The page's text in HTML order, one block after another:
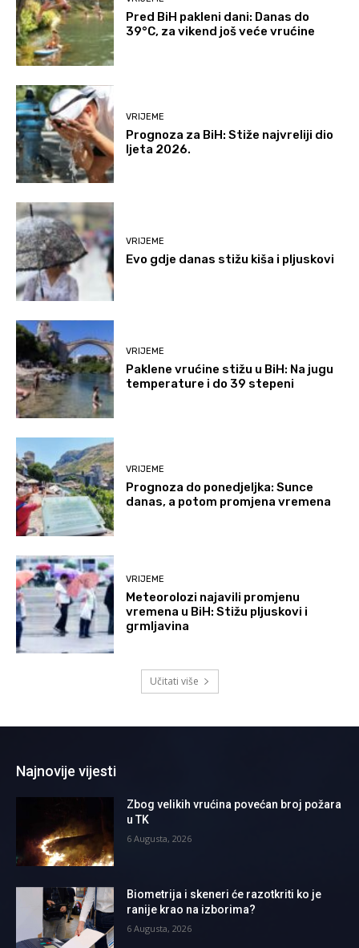
Pred BiH pakleni dani: Danas do
39°C, za vikend još veće vrućine
VRIJEME
Prognoza za BiH: Stiže najvreliji dio
ljeta 2026.
VRIJEME
Evo gdje danas stižu kiša i pljuskovi
VRIJEME
Paklene vrućine stižu u BiH: Na jugu
temperature i do 39 stepeni
VRIJEME
Prognoza do ponedjeljka: Sunce
danas, a potom promjena vremena
VRIJEME
Meteorolozi najavili promjenu
vremena u BiH: Stižu pljuskovi i
grmljavina
Učitati više
Najnovije vijesti
Zbog velikih vrućina povećan broj požara
u TK
6 Augusta, 2026
Biometrija i skeneri će razotkriti ko je
ranije krao na izborima?
6 Augusta, 2026